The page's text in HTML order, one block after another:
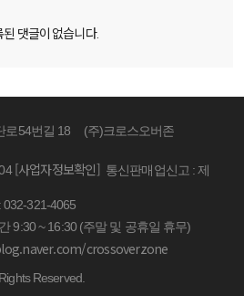
된 댓글이 없습니다.
로54번길 18
(주)크로스오버존
[사업자정보확인] 통신판매업신고 : 제
032-321-4065
9:30 ~ 16:30 (주말 및 공휴일 휴무)
crossoverzone
Reserved.